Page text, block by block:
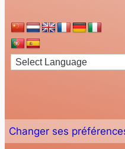
Changer ses